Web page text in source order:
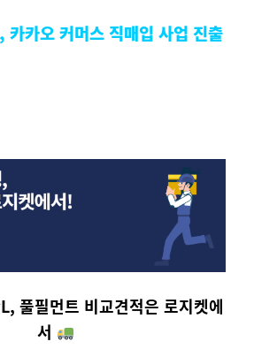
카카오 커머스 직매입 사업 진출
풀필먼트 비교견적은 로지켓에
서